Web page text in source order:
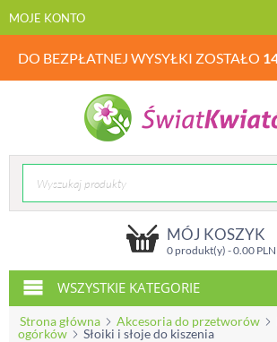
MOJE KONTO
DO BEZPŁATNEJ WYSYŁKI ZOSTAŁO
MÓJ KOSZYK
0 produkt(y) -0.00PLN
WSZYSTKIE KATEGORIE
Strona główna Akcesoria do przetworów
ogórków
Słoiki i słoje do kiszenia